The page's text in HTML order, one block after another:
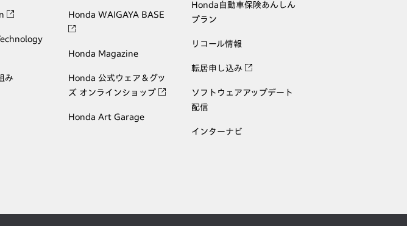
み
Honda WAIGAYA BASE
Honda Magazine
Honda 公式ウェア＆グッ
ズ オンラインショップ
Honda Art Garage
Honda自動車保険あんしん
プラン
リコール情報
転居申し込み
ソフトウェアアップデート
配信
インターナビ